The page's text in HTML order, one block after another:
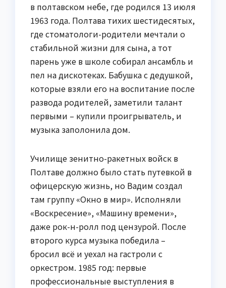
в полтавском небе, где родился 13 июля
1963 года. Полтава тихих шестидесятых,
где стоматологи-родители мечтали о
стабильной жизни для сына, а тот
парень уже в школе собирал ансамбль и
пел на дискотеках. Бабушка с дедушкой,
которые взяли его на воспитание после
развода родителей, заметили талант
первыми – купили проигрыватель, и
музыка заполонила дом.
Училище зенитно-ракетных войск в
Полтаве должно было стать путевкой в
офицерскую жизнь, но Вадим создал
там группу «Окно в мир». Исполняли
«Воскресение», «Машину времени»,
даже рок-н-ролл под цензурой. После
второго курса музыка победила –
бросил всё и уехал на гастроли с
оркестром. 1985 год: первые
профессиональные выступления в